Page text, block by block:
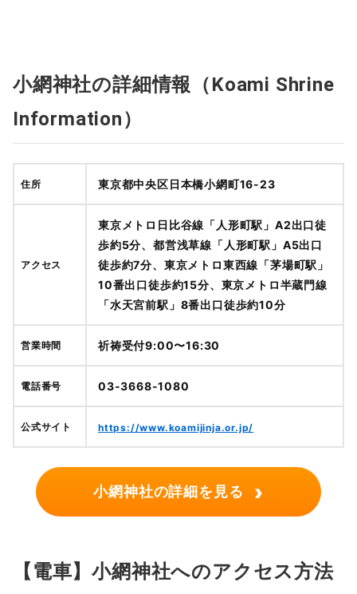
小網神社の詳細情報（Koami Shrine
Information）
住所 東京都中央区日本橋小網町16-23
アクセス
東京メトロ日比谷線「人形町駅」A2出口徒
歩約5分、都営浅草線「人形町駅」A5出口
徒歩約7分、東京メトロ東西線「茅場町駅」
10番出口徒歩約15分、東京メトロ半蔵門線
「水天宮前駅」8番出口徒歩約10分
営業時間 祈祷受付9:00〜16:30
電話番号 03-3668-1080
公式サイト https://www.koamijinja.or.jp/
小網神社の詳細を見る ›
【電車】小網神社へのアクセス方法